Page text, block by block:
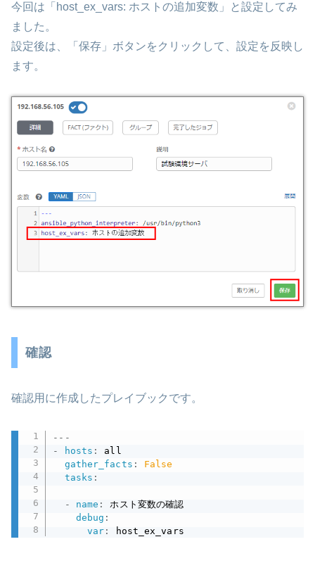
今回は「host_ex_vars: ホストの追加変数」と設定してみ
ました。
設定後は、「保存」ボタンをクリックして、設定を反映し
ます。
確認
確認用に作成したプレイブックです。
---
-
hosts :
all
gather_facts :
False
tasks :
- name :
ホスト変数の確認
debug :
var : host_ex_vars